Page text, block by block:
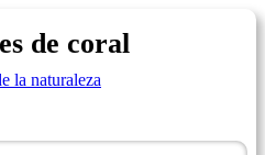
de coral
la naturaleza